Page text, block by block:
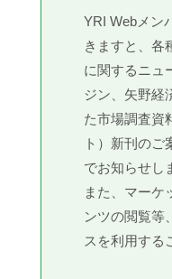
YRI Webメン
きますと、各
に関するニュ
ジン、矢野経
た市場調査資
ト）新刊のご
でお知らせし
また、マーケ
ンツの閲覧等
スを利用する